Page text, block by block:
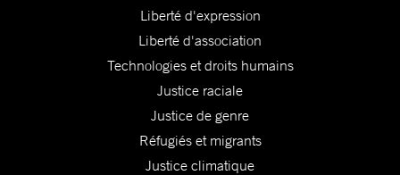
Liberté d'expression
Liberté d'association
Technologies et droits humains
Justice raciale
Justice de genre
Réfugiés et migrants
Justice climatique